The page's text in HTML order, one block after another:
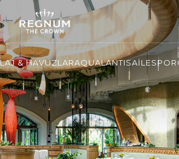
& HAVUZLARAQUALANTISAİLESPOR